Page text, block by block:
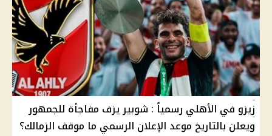
زيزو في الأهلي رسمياً : شوبير يزف مفاجأة للجمهور
ويعلن بالتاريخ موعد الإعلان الرسمي ما موقف الزمالك؟